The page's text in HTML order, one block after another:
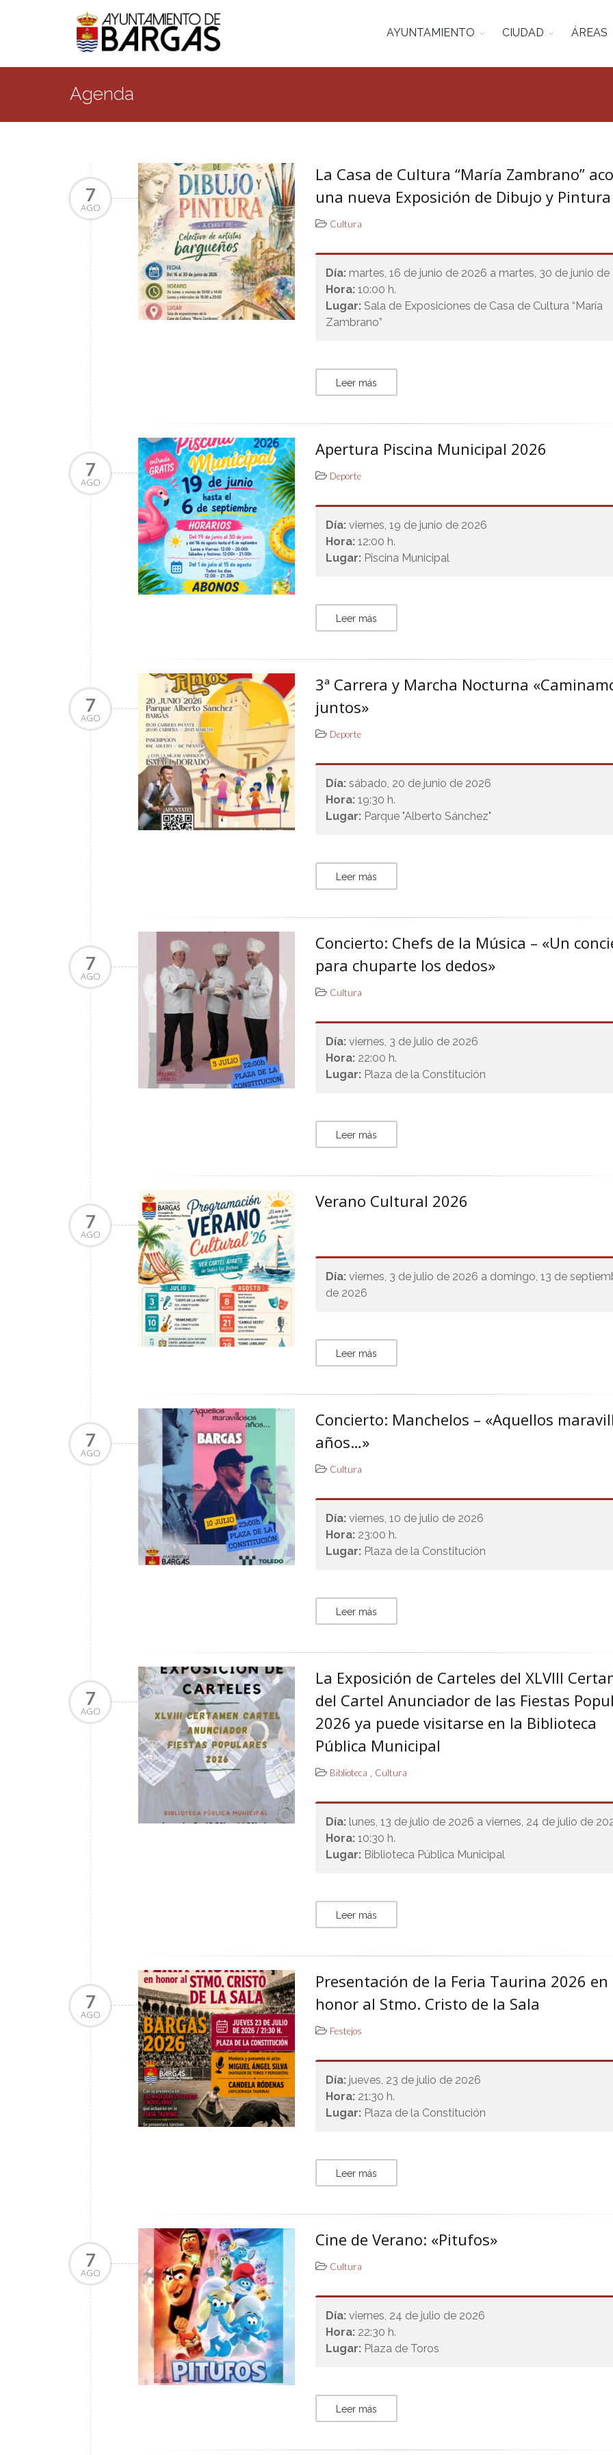
AYUNTAMIENTO CIUDAD ÁREAS
Agenda
7
AGO
La Casa de Cultura “María Zambrano”
una nueva Exposición de Dibujo y Pintura
Cultura
Día: martes, 16 de junio de 2026 a martes, 30 de junio
Hora:10:00 h.
Lugar:Sala de Exposiciones de Casa de Cultura “María
Zambrano”
Leer más
7
AGO
Apertura Piscina Municipal 2026
Deporte
Día:viernes, 19 de junio de 2026
Hora:12:00 h.
Lugar: Pîscina Municipal
Leer más
7
AGO
3ª Carrera y Marcha Nocturna
juntos»
Deporte
Día:sábado, 20 de junio de 2026
Hora:19:30 h.
Lugar: Parque "Alberto Sánchez"
Leer más
7
AGO
Concierto: Chefs de la Música – «Un
para chuparte los dedos»
Cultura
Día:viernes, 3 de julio de 2026
Hora: 22:00 h.
Lugar: Plaza de la Constitución
Leer más
7
AGO
Verano Cultural 2026
Día:viernes, 3 de julio de 2026 a domingo, 13 de
de 2026
Leer más
7
AGO
Concierto: Manchelos – «Aquellos
años…»
Cultura
Día:viernes, 10 de julio de 2026
Hora: 23:00 h.
Lugar: Plaza de la Constitución
Leer más
7
AGO
La Exposición de Carteles del XLVIII
del Cartel Anunciador de las Fiestas
2026 ya puede visitarse en la Biblioteca
Pública Municipal
Biblioteca , Cultura
Día: lunes, 13 de julio de 2026 a viernes, 24 de julio de
Hora:10:30 h.
Lugar: Biblioteca Pública Municipal
Leer más
7
AGO
Presentación de la Feria Taurina 2026 en
honor al Stmo. Cristo de la Sala
Festejos
Día: jueves, 23 de julio de 2026
Hora: 21:30 h.
Lugar: Plaza de la Constitución
Leer más
7
AGO
Cine de Verano: «Pitufos»
Cultura
Día:viernes, 24 de julio de 2026
Hora: 22:30 h.
Lugar: Plaza de Toros
Leer más